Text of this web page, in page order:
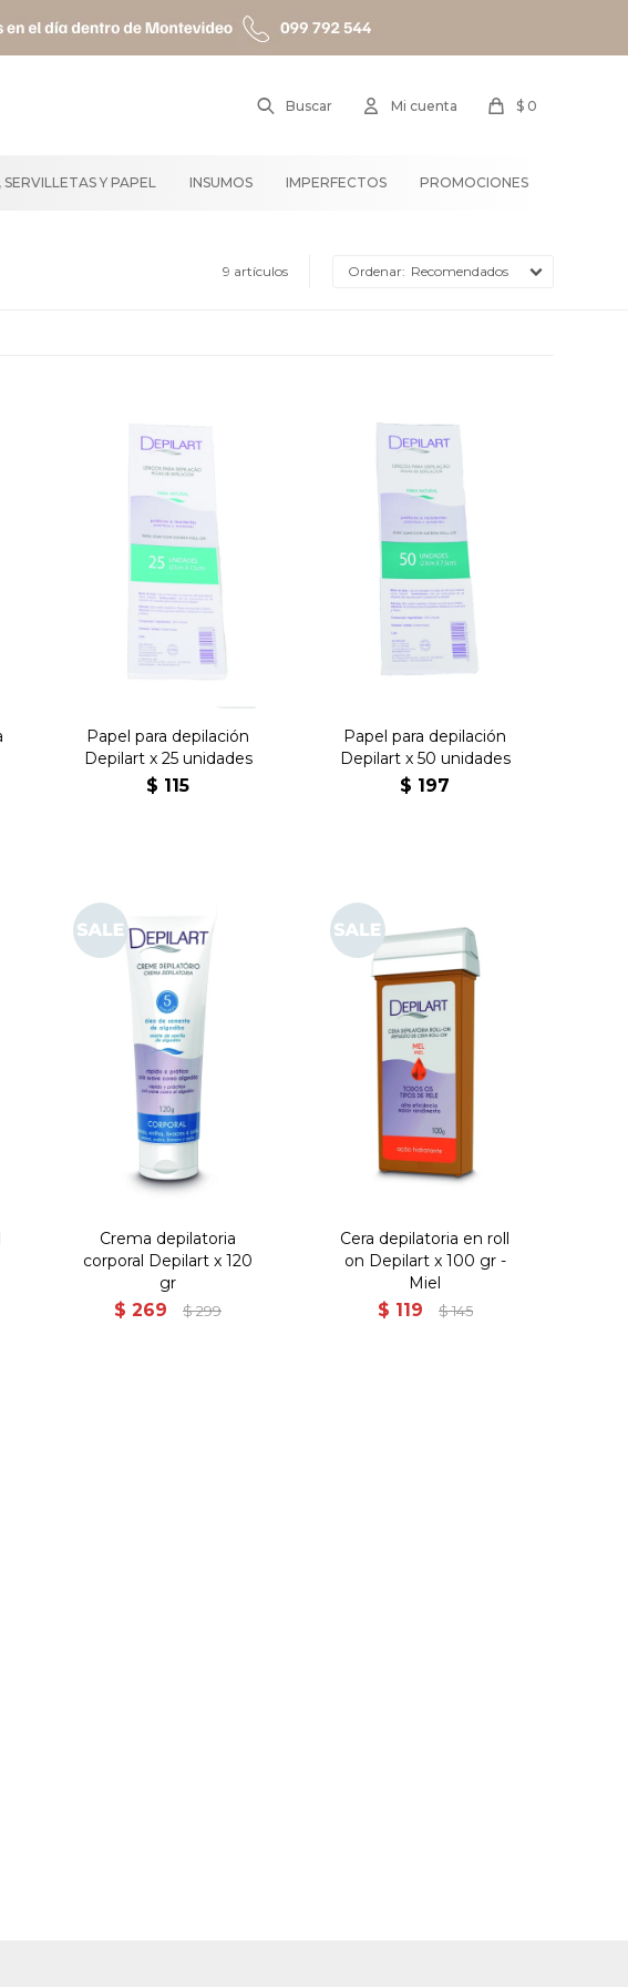
SERVILLETAS Y PAPEL INSUMOS IMPERFECTOS PROMOCIONES
$ 0
9 artículos Recomendados
Papel para depilación
Depilart x 25 unidades
$ 115
Papel para depilación
Depilart x 50 unidades
$ 197
Crema depilatoria
corporal Depilart x 120
gr
$ 269 $ 299
Cera depilatoria en roll
on Depilart x 100 gr -
Miel
$ 119 $ 145